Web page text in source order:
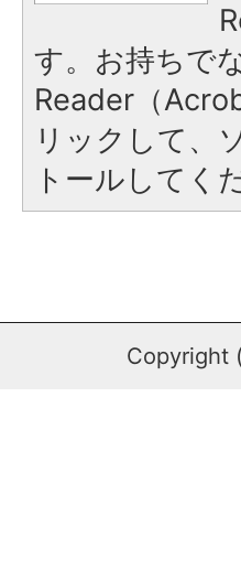
す。お持ちで
Reader（
リックして、
トールしてく
Copyright